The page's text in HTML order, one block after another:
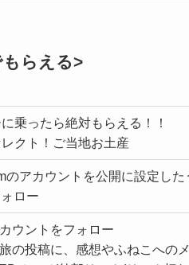
らえる>
乗ったら絶対もらえる！！
クト！ご当地お土産
のアカウントを公開に設定し
ロー
ウントをフォロー
の投稿に、感想やふねこへの